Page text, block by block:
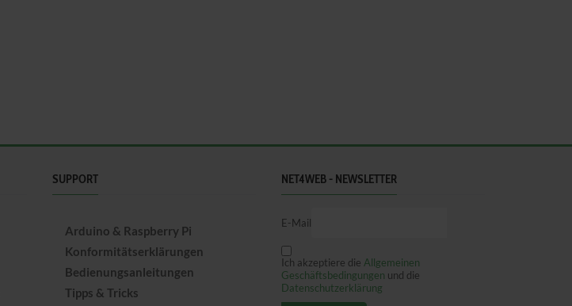
SUPPORT
Arduino & Raspberry Pi
Konformitätserklärungen
Bedienungsanleitungen
Tipps & Tricks
NET4WEB - NEWSLETTER
E-Mail
Ich akzeptiere die Allgemeinen
Geschäftsbedingungen und die
Datenschutzerklärung